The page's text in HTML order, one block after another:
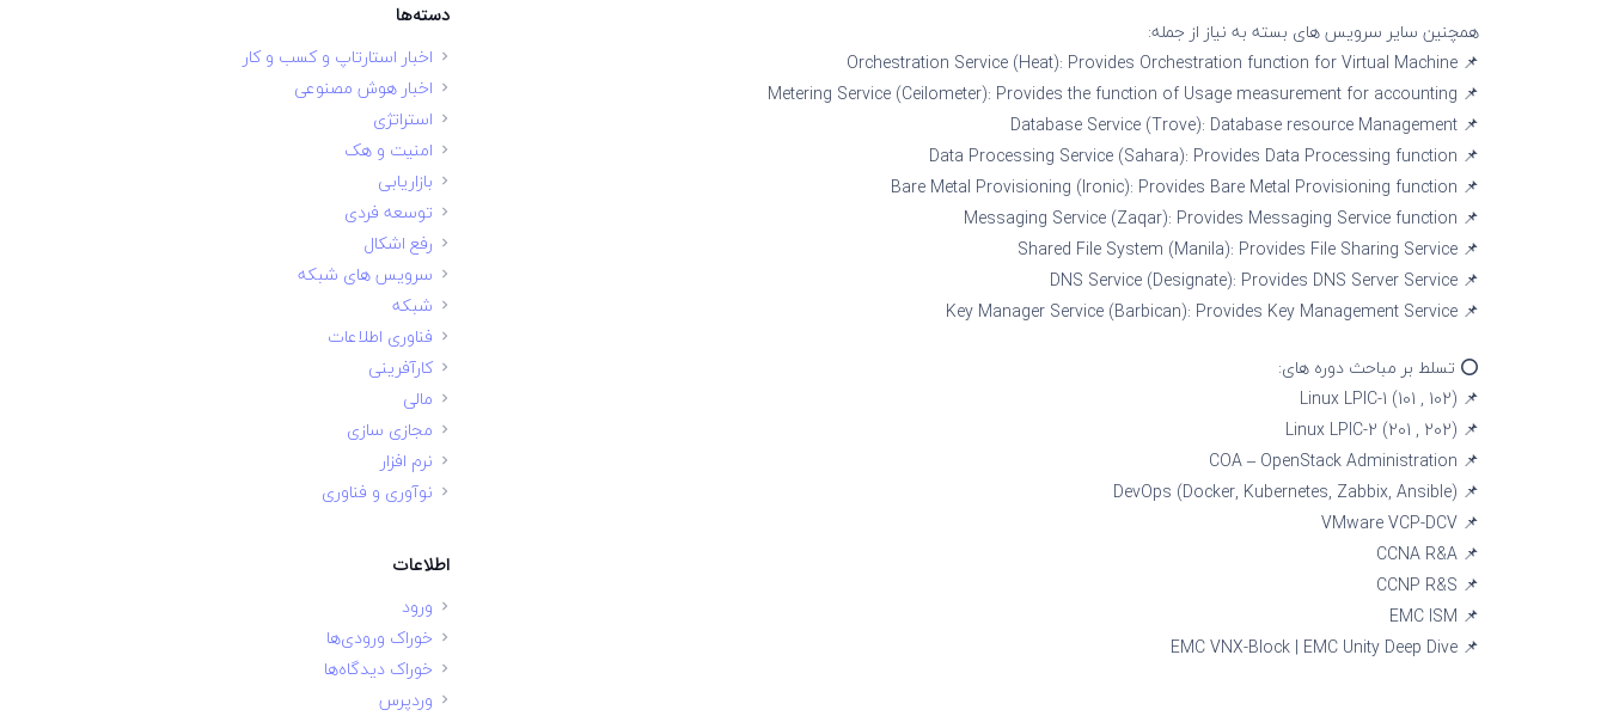
همچنین سایر سرویس های بسته به نیاز از جمله:
📌 Orchestration Service (Heat): Provides Orchestration function for Virtual Machine
📌 Metering Service (Ceilometer): Provides the function of Usage measurement for accounting
📌 Database Service (Trove): Database resource Management
📌 Data Processing Service (Sahara): Provides Data Processing function
📌 Bare Metal Provisioning (Ironic): Provides Bare Metal Provisioning function
📌 Messaging Service (Zaqar): Provides Messaging Service function
📌 Shared File System (Manila): Provides File Sharing Service
📌 DNS Service (Designate): Provides DNS Server Service
📌 Key Manager Service (Barbican): Provides Key Management Service
⭕️ تسلط بر مباحث دوره های:
📌 Linux LPIC-1 (101 , 102)
📌 Linux LPIC-2 (201 , 202)
📌 COA – OpenStack Administration
📌 DevOps (Docker, Kubernetes, Zabbix, Ansible)
📌 VMware VCP-DCV
📌 CCNA R&A
📌 CCNP R&S
📌 EMC ISM
📌 EMC VNX-Block | EMC Unity Deep Dive
دسته‌ها
اخبار استارتاپ و کسب و کار
اخبار هوش مصنوعی
استراتژی
امنیت و هک
بازاریابی
توسعه فردی
رفع اشکال
سرویس های شبکه
شبکه
فناوری اطلاعات
کارآفرینی
مالی
مجازی سازی
نرم افزار
نوآوری و فناوری
اطلاعات
ورود
خوراک ورودی‌ها
خوراک دیدگاه‌ها
وردپرس